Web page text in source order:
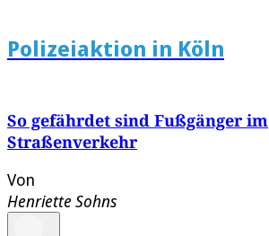
Polizeiaktion in Köln
So gefährdet sind Fußgänger im
Straßenverkehr
Von
Henriette Sohns